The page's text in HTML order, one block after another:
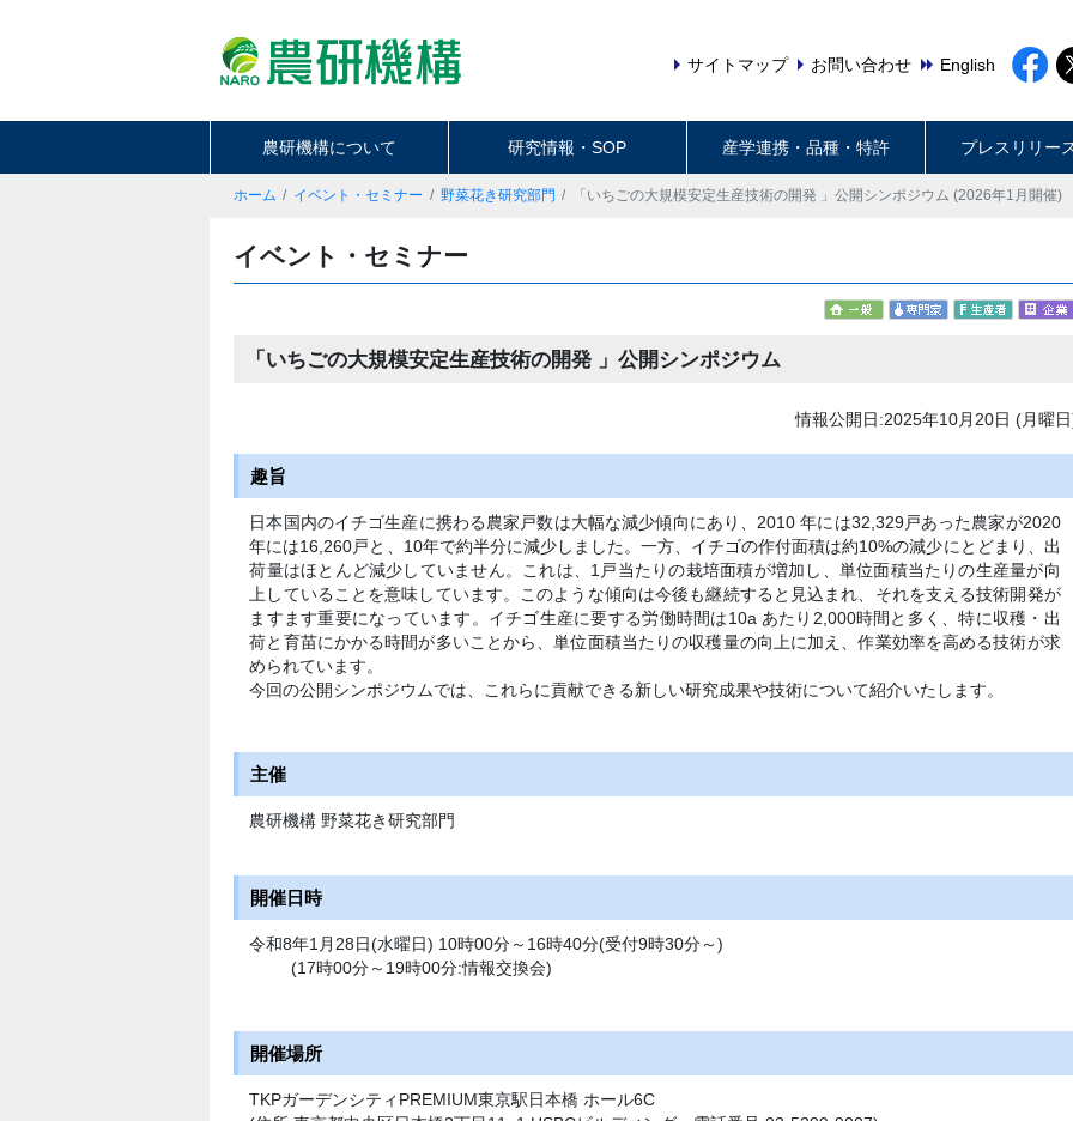
サイトマップ お問い合わせ English
農研機構について 研究情報・SOP 産学連携・品種・特許 プレスリリー
ホーム イベント・セミナー 野菜花き研究部門 「いちごの大規模安定生産技術の開発 」公開シンポジウム (2026年1月開催)
イベント・セミナー
「いちごの大規模安定生産技術の開発 」公開シンポジウム
情報公開日:2025年10月20日 (月曜
趣旨
日本国内のイチゴ生産に携わる農家戸数は大幅な減少傾向にあり、2010 年には32,329戸あった農家が2020
年には16,260戸と、10年で約半分に減少しました。一方、イチゴの作付面積は約10%の減少にとどまり、出
荷量はほとんど減少していません。これは、1戸当たりの栽培面積が増加し、単位面積当たりの生産量が向
上していることを意味しています。このような傾向は今後も継続すると見込まれ、それを支える技術開発が
ますます重要になっています。イチゴ生産に要する労働時間は10a あたり2,000時間と多く、特に収穫・出
荷と育苗にかかる時間が多いことから、単位面積当たりの収穫量の向上に加え、作業効率を高める技術が求
められています。​
今回の公開シンポジウムでは、これらに貢献できる新しい研究成果や技術について紹介いたします。​
主催
農研機構 野菜花き研究部門
開催日時
令和8年1月28日(水曜日) 10時00分～16時40分(受付9時30分～)
(17時00分～19時00分:情報交換会)
開催場所
TKPガーデンシティPREMIUM東京駅日本橋 ホール6C